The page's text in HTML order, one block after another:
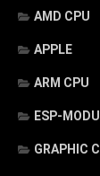
AMD CPU
APPLE
ARM CPU
ESP-
GRAPHIC